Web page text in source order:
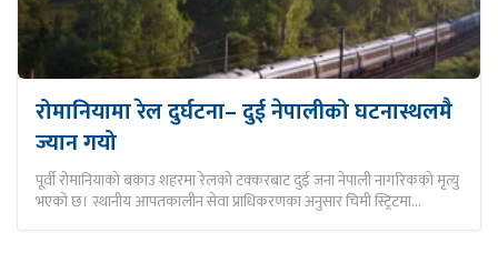
रोमानियामा रेल दुर्घटना– दुई नेपालीको घटनास्थलमै
ज्यान गयो
पूर्वी रोमानियाको बकाउ शहरमा रेलको टक्करबाट दुई जना नेपाली नागरिकको मृत्यु
भएको छ। स्थानीय आपतकालीन सेवा प्राधिकरणका अनुसार चिमी स्ट्रिटमा…